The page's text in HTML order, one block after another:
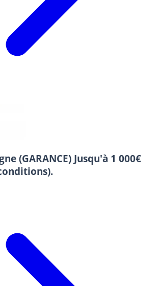
(GARANCE) Jusqu'à 1 000€